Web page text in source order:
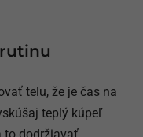
telu, že je čas na
teplý kúpeľ